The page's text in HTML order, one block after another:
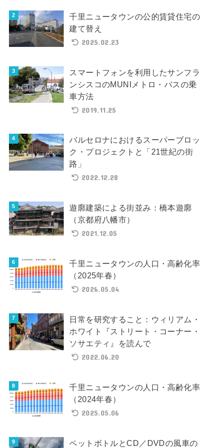
千里ニュータウンの公的賃貸住宅の
建て替え
2025.02.23
スマートフォンを利用したサンフラ
ンシスコのMUNIメトロ・バスの乗
車方法
2019.11.25
バルセロナにおけるスーパーブロッ
ク・プロジェクトと「21世紀の街
路」
2022.12.28
遊廓建築による街並み：橋本遊廓
（京都府八幡市）
2021.12.05
千里ニュータウンの人口・高齢化率
（2025年春）
2026.05.04
日常を研究すること：ウィリアム・
ホワイト『ストリート・コーナー・
ソサエティ』を読んで
2022.06.20
千里ニュータウンの人口・高齢化率
（2024年春）
2025.05.06
ペットボトルとCD／DVDの風車の